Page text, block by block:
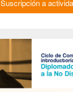
Suscripción a